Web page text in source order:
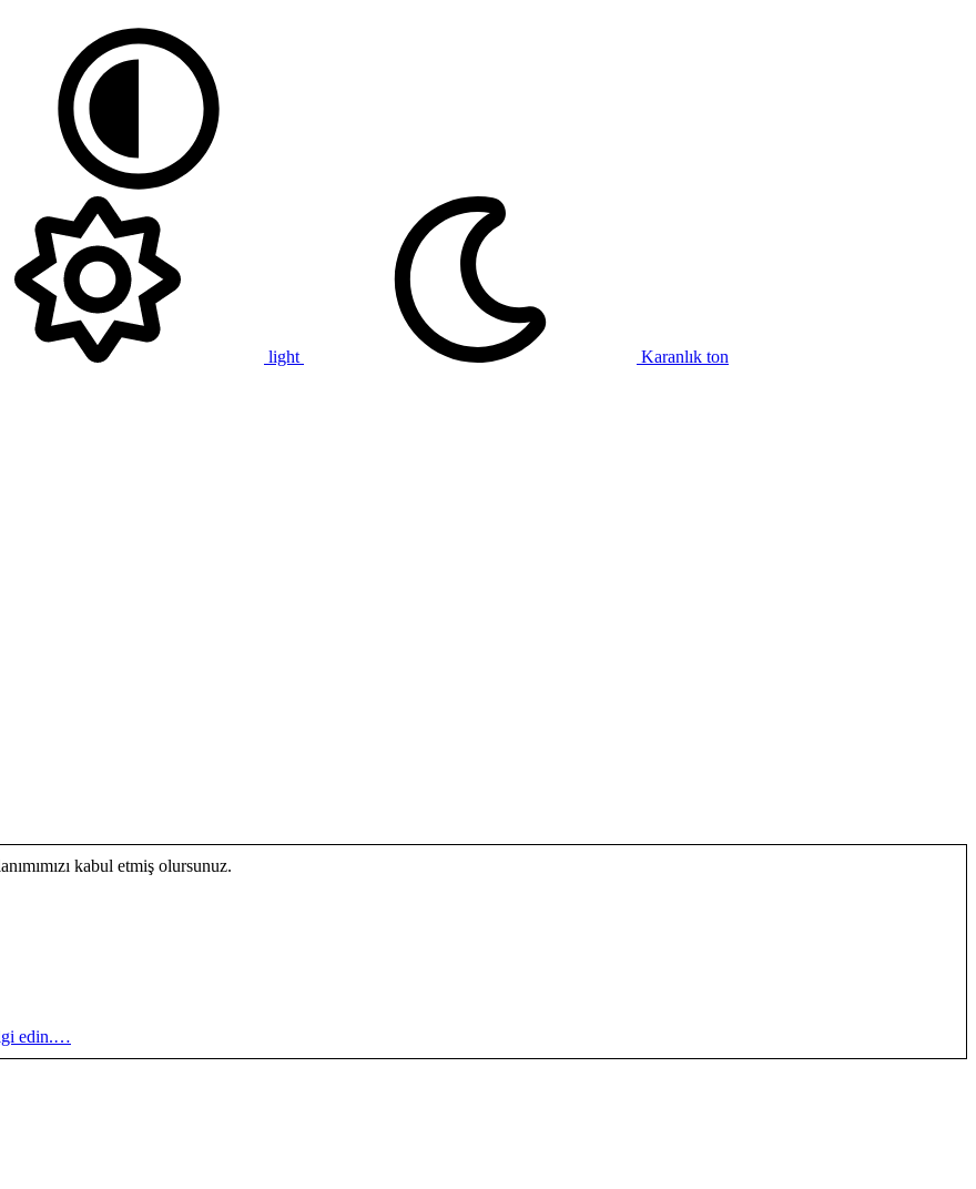
light Karanlık ton
kabul etmiş olursunuz.
edin.…